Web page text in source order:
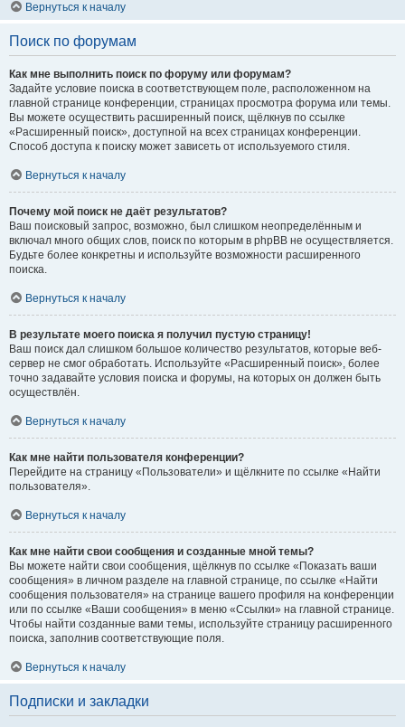
Вернуться к началу
Поиск по форумам
Как мне выполнить поиск по форуму или форумам?
Задайте условие поиска в соответствующем поле, расположенном на
главной странице конференции, страницах просмотра форума или темы.
Вы можете осуществить расширенный поиск, щёлкнув по ссылке
«Расширенный поиск», доступной на всех страницах конференции.
Способ доступа к поиску может зависеть от используемого стиля.
Вернуться к началу
Почему мой поиск не даёт результатов?
Ваш поисковый запрос, возможно, был слишком неопределённым и
включал много общих слов, поиск по которым в phpBB не осуществляется.
Будьте более конкретны и используйте возможности расширенного
поиска.
Вернуться к началу
В результате моего поиска я получил пустую страницу!
Ваш поиск дал слишком большое количество результатов, которые веб-
сервер не смог обработать. Используйте «Расширенный поиск», более
точно задавайте условия поиска и форумы, на которых он должен быть
осуществлён.
Вернуться к началу
Как мне найти пользователя конференции?
Перейдите на страницу «Пользователи» и щёлкните по ссылке «Найти
пользователя».
Вернуться к началу
Как мне найти свои сообщения и созданные мной темы?
Вы можете найти свои сообщения, щёлкнув по ссылке «Показать ваши
сообщения» в личном разделе на главной странице, по ссылке «Найти
сообщения пользователя» на странице вашего профиля на конференции
или по ссылке «Ваши сообщения» в меню «Ссылки» на главной странице.
Чтобы найти созданные вами темы, используйте страницу расширенного
поиска, заполнив соответствующие поля.
Вернуться к началу
Подписки и закладки